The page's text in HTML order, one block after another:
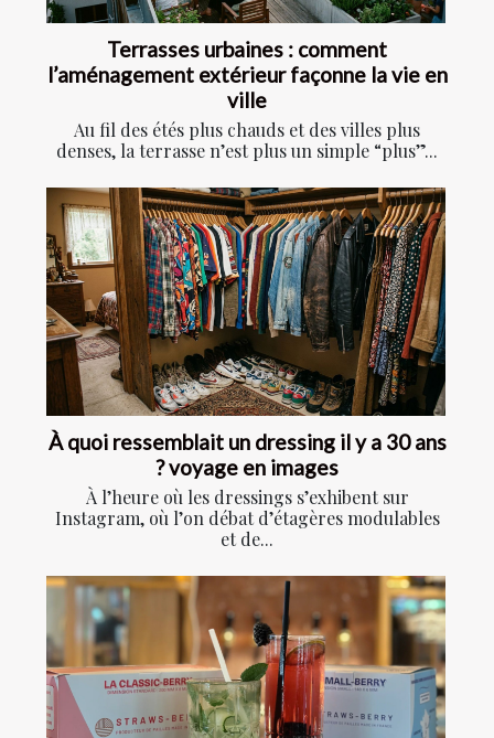
Terrasses urbaines : comment
l’aménagement extérieur façonne la vie en
ville
Au fil des étés plus chauds et des villes plus
denses, la terrasse n’est plus un simple “plus”...
À quoi ressemblait un dressing il y a 30 ans
? voyage en images
À l’heure où les dressings s’exhibent sur
Instagram, où l’on débat d’étagères modulables
et de...